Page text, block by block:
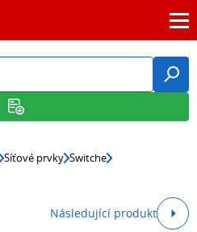
Síťové prvky Switche
Následující produkt